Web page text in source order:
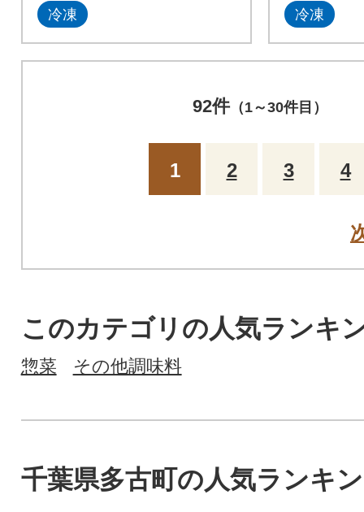
冷凍 冷凍
92件（1～30件目）
1 2 3 4
このカテゴリの人気ランキ
惣菜 その他調味料
千葉県多古町の人気ランキ